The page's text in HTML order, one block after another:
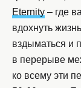
Eternity – где
вдохнуть
вздыматься и
в перерыве
ко всему эти